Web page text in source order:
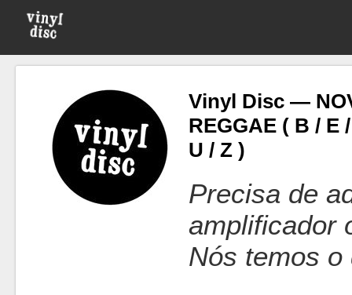
Vinyl Disc —
REGGAE ( B / E
U / Z )
Precisa de
amplificador
Nós temos o